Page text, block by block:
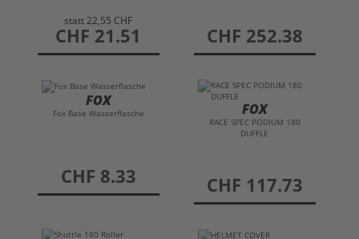
statt22,55 CHF
preis
CHF 21.51 preis
CHF 252.38
FOX
Fox Base Wasserflasche
preis
CHF 8.33
FOX
RACE SPEC PODIUM 180
DUFFLE
preis
CHF 117.73